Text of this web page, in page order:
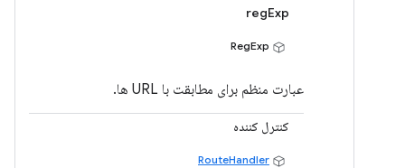
regExp
عبارت منظم برای مطابقت با URL ها.
کنترل کننده
RouteHandler